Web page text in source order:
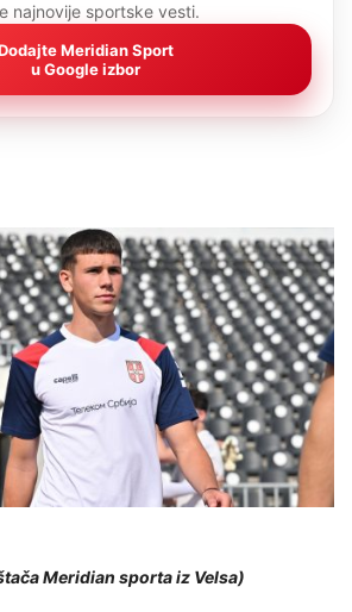
najnovije sportske vesti.
Meridian Sport
u Google izbor
Meridian sporta iz Velsa)